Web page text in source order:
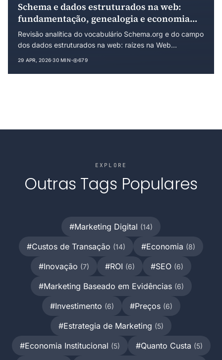
Schema e dados estruturados na web:
fundamentação, genealogia e economia
institucional de um padrão de
coordenação informacional
Revisão analítica do vocabulário Schema.org e do campo
dos dados estruturados na web: raízes na Web
29 APR, 2026·30 MIN· 679
EXPLORE
Outras Tags Populares
#Marketing Digital (14)
#Custos de Transação (14) #Economia (8)
#Inovação (7) #ROI (6) #SEO (6)
#Marketing Baseado em Evidências (6)
#Investimento (6) #Preços (6)
#Estrategia de Marketing (5)
#Economia Institucional (5) #Quanto Custa (5)